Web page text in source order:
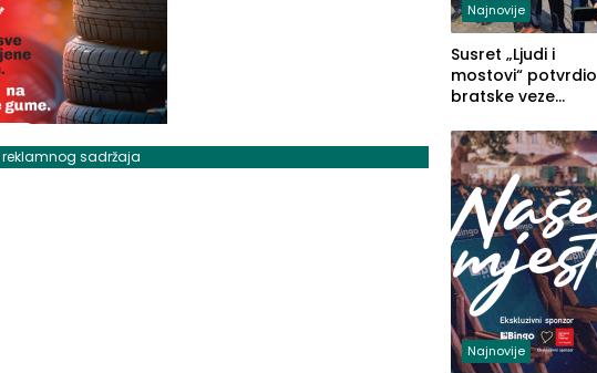
reklamnog sadržaja
Najnovije
Susret „Ljudi i
mostovi“ potvrdio
bratske veze
Zvornika
Najnovije